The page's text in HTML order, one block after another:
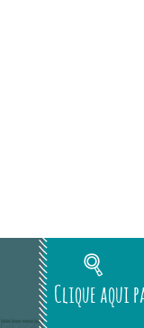
Clique aqui